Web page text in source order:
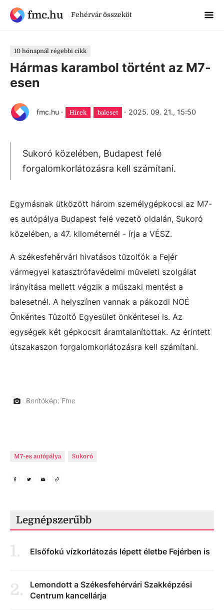
fmc.hu Fehérvár összeköt
10 hónapnál régebbi cikk
Hármas karambol történt az M7-
esen
fmc.hu · Hírek baleset · 2025. 09. 21., 15:50
Sukoró közelében, Budapest felé
forgalomkorlátozásra kell számítani.
Egymásnak ütközött három személygépkocsi az M7-
es autópálya Budapest felé vezető oldalán, Sukoró
közelében, a 47. kilométernél - írja a VÉSZ.
A székesfehérvári hivatásos tűzoltók a Fejér
vármegyei katasztrófavédelmi műveleti szolgálat
irányítása mellett végzik a műszaki mentést a
balesetnél. A helyszínen vannak a pákozdi NOÉ
Önkéntes Tűzoltó Egyesület önkéntesei is. Az
egységek két gépkocsit áramtalanítottak. Az érintett
útszakaszon forgalomkorlátozásra kell számítani.
Borítókép: Fmc
M7-es autópálya Sukoró
Legnépszerűbb
1. Elsőfokú vízkorlátozás lépett életbe Fejérben is
2.
Lemondott a Székesfehérvári Szakképzési
Centrum kancellárja